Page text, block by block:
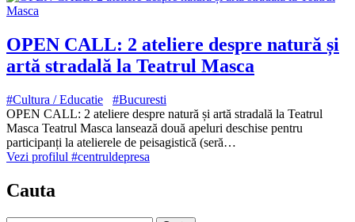
OPEN CALL: 2 ateliere despre natură și
artă stradală la Teatrul Masca
#Cultura / Educatie
#Bucuresti
OPEN CALL: 2 ateliere despre natură și artă stradală la Teatrul
Masca Teatrul Masca lansează două apeluri deschise pentru
participanți la atelierele de peisagistică (seră…
Vezi profilul #centruldepresa
Cauta